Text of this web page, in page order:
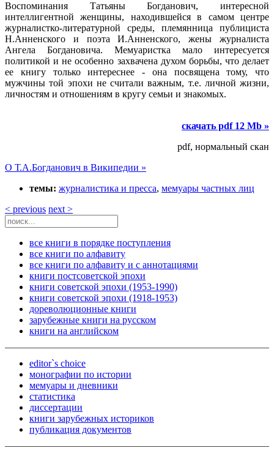
Воспоминания Татьяны Богданович, интересной
интеллигентной женщины, находившейся в самом центре
журналистко-литературной среды, племянница публициста
Н.Анненского и поэта И.Анненского, жены журналиста
Ангела Богдановича. Мемуаристка мало интересуется
политикой и не особенно захвачена духом борьбы, что делает
ее книгу только интереснее - она посвящена тому, что
мужчины той эпохи не считали важным, т.е. личной жизни,
личностям и отношениям в кругу семьи и знакомых.
скачать pdf 12 Mb »
pdf, нормальный скан
О Т.А.Богданович в Википедии »
темы: журналистика и пресса, мемуары частных лиц
< previous next >
все книги в порядке поступления
все книги по алфавиту
все книги по алфавиту и с аннотациями
книги постсоветской эпохи
книги советской эпохи (1953-1990)
книги советской эпохи (1918-1953)
дореволюционные книги
зарубежные книги на русском
книги на английском
editor`s choice
монографии по истории
мемуары и дневники
статистика
диссертации
книги зарубежных историков
публикация документов